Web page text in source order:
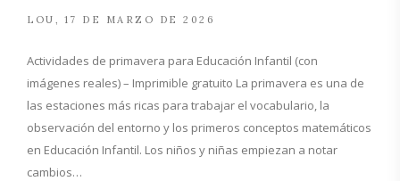
LOU 17 DE MARZO DE 2026
Actividades de primavera para Educación Infantil (con
imágenes reales) – Imprimible gratuito La primavera es una de
las estaciones más ricas para trabajar el vocabulario, la
observación del entorno y los primeros conceptos matemáticos
en Educación Infantil. Los niños y niñas empiezan a notar
cambios…